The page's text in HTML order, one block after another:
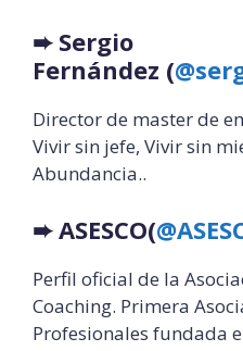
➨ Sergio
Fernández (
Director de master de
Vivir sin jefe, Vivir sin
Abundancia..
➨ASESCO(
Perfil oficial de la
Coaching. Primera
Profesionales fundada